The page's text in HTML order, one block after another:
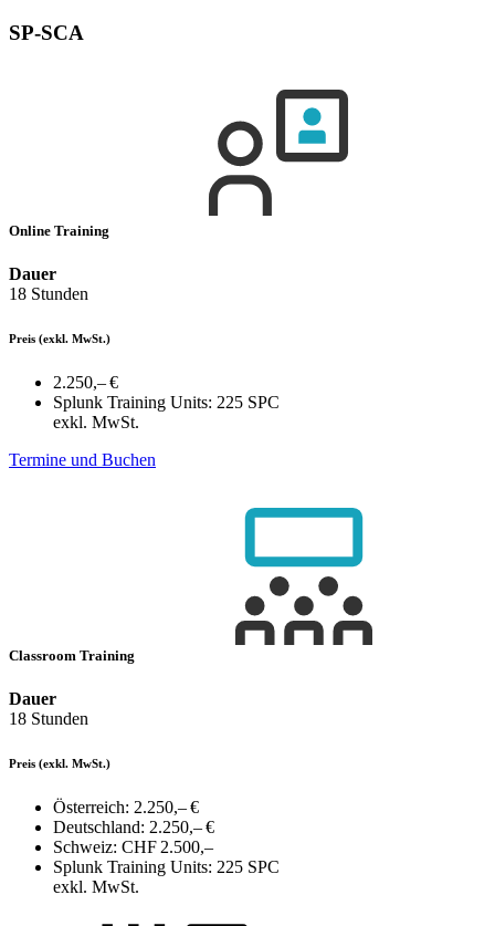
SP-SCA
Online Training
Dauer
18 Stunden
Preis (exkl. MwSt.)
2.250,– €
Splunk Training Units: 225 SPC
exkl. MwSt.
Termine und Buchen
Classroom Training
Dauer
18 Stunden
Preis (exkl. MwSt.)
Österreich: 2.250,– €
Deutschland: 2.250,– €
Schweiz: CHF 2.500,–
Splunk Training Units: 225 SPC
exkl. MwSt.